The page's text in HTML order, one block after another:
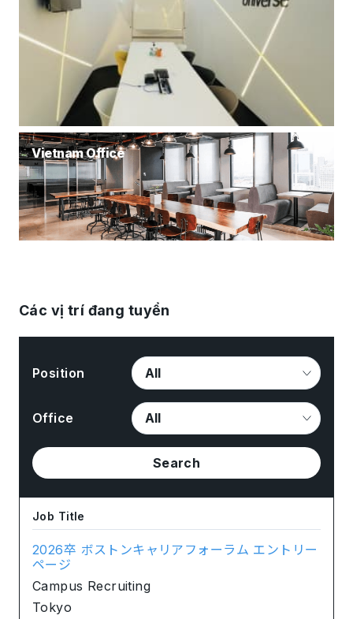
Vietnam Office
Các vị trí đang tuyển
Position
Office
Search
Job Title
2026卒 ボストンキャリアフォーラム エントリー
ページ
Campus Recruiting
Tokyo